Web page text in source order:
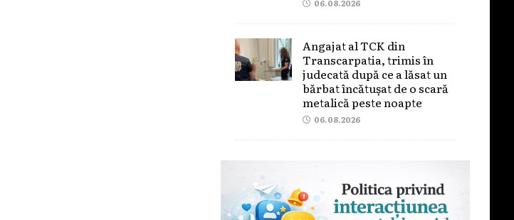
06.08.2026
Angajat al TCK din
Transcarpatia, trimis în
judecată după ce a lăsat un
bărbat încătușat de o scară
metalică peste noapte
06.08.2026